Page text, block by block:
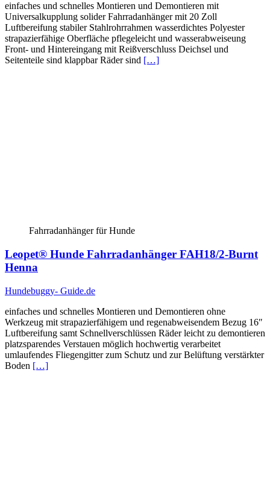
einfaches und schnelles Montieren und Demontieren mit
Universalkupplung solider Fahrradanhänger mit 20 Zoll
Luftbereifung stabiler Stahlrohrrahmen wasserdichtes Polyester
strapazierfähige Oberfläche pflegeleicht und wasserabweiseung
Front- und Hintereingang mit Reißverschluss Deichsel und
Seitenteile sind klappbar Räder sind […]
Fahrradanhänger für Hunde
Leopet® Hunde Fahrradanhänger FAH18/2-Burnt
Henna
Hundebuggy- Guide.de
einfaches und schnelles Montieren und Demontieren ohne
Werkzeug mit strapazierfähigem und regenabweisendem Bezug 16″
Luftbereifung samt Schnellverschlüssen Räder leicht zu demontieren
platzsparendes Verstauen möglich hochwertig verarbeitet
umlaufendes Fliegengitter zum Schutz und zur Belüftung verstärkter
Boden […]